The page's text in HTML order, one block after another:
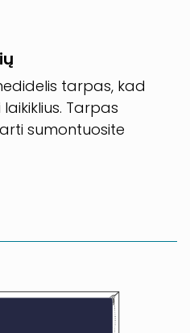
tarpas, kad
Tarpas
sumontuosite